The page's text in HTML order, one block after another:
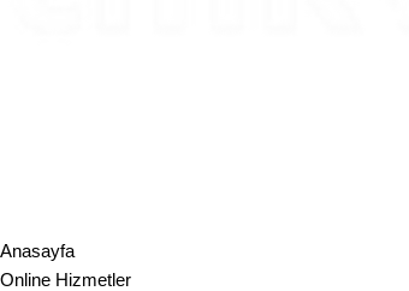
Anasayfa
Online Hizmetler